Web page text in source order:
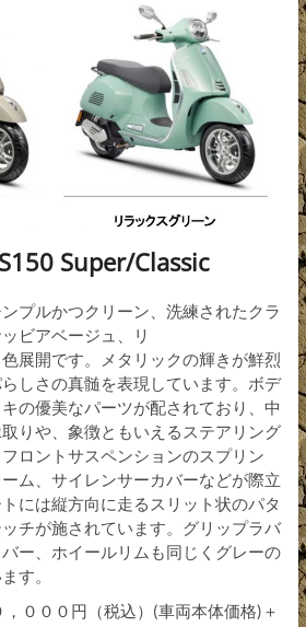
Super/Classic
プルかつクリーン、洗練されたクラ
ビアベージュ、リ
展開です。メタリックの輝きが鮮烈
しさの真髄を表現しています。ボデ
の優美なパーツが配されており、中
りや、象徴ともいえるステアリング
ロントサスペンションのスプリン
ム、サイレンサーカバーなどが際立
には縦方向に走るスリット状のパタ
チが施されています。グリップラバ
ー、ホイールリムも同じくグレーの
す。
，０００円（税込）(車両本体価格)＋